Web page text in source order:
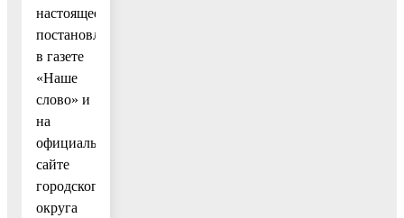
настоящее
постановление
в газете
«Наше
слово» и
на
официальном
сайте
городского
округа